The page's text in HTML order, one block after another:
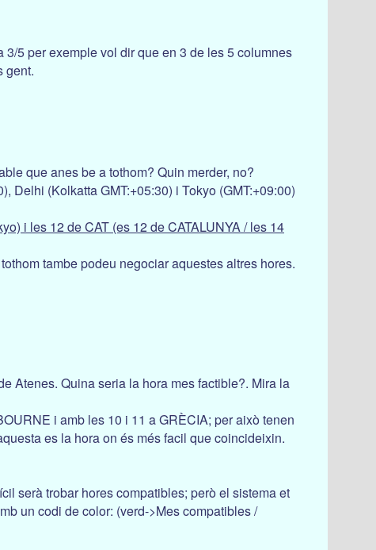
5 per exemple vol dir que en 3 de les 5 columnes
gent.
que anes be a tothom? Quin merder, no?
Delhi (Kolkatta GMT:+05:30) i Tokyo (GMT:+09:00)
i les 12 de CAT (es 12 de CATALUNYA / les 14
tambe podeu negociar aquestes altres hores.
Atenes. Quina seria la hora mes factible?. Mira la
i amb les 10 i 11 a GRÈCIA; per això tenen
es la hora on és més facil que coincideixin.
serà trobar hores compatibles; però el sistema et
un codi de color: (verd->Mes compatibles /